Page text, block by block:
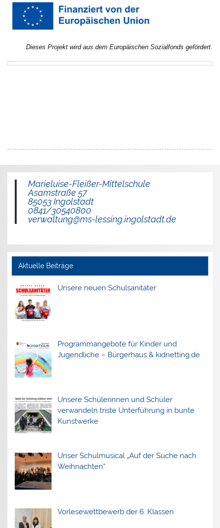
Dieses Projekt wird aus dem Europäischen Sozialfonds gefördert.
Marieluise-Fleißer-Mittelschule
Asamstraße 57
85053 Ingolstadt
0841/30540800
verwaltung@ms-lessing.ingolstadt.de
Aktuelle Beiträge
Unsere neuen Schulsanitäter
Programmangebote für Kinder und
Jugendliche – Bürgerhaus & kidnetting.de
Unsere Schülerinnen und Schüler
verwandeln triste Unterführung in bunte
Kunstwerke
Unser Schulmusical „Auf der Suche nach
Weihnachten“
Vorlesewettbewerb der 6. Klassen